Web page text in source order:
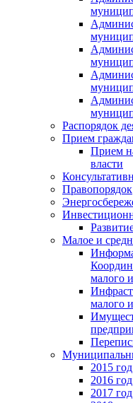
Распорядок
Прием
Прием
власти
Правопорядок
Малое и
малого
малого
2015 год
2016 год
2017 год